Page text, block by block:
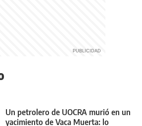
Un petrolero de UOCRA murió en un
yacimiento de Vaca Muerta: lo